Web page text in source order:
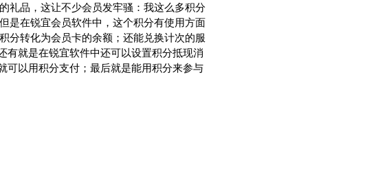
礼品，这让不少会员发牢骚：我这么多积分
是在锐宜会员软件中，这个积分有使用方面
分转化为会员卡的余额；还能兑换计次的服
就是在锐宜软件中还可以设置积分抵现消
可以用积分支付；最后就是能用积分来参与